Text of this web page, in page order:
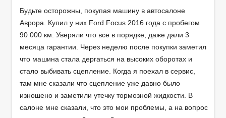
Будьте осторожны, покупая машину в автосалоне
Аврора. Купил у них Ford Focus 2016 года с пробегом
90 000 км. Уверяли что все в порядке, даже дали 3
месяца гарантии. Через неделю после покупки заметил
что машина стала дергаться на высоких оборотах и
стало выбивать сцепление. Когда я поехал в сервис,
там мне сказали что сцепление уже давно было
изношено и заметили утечку тормозной жидкости. В
салоне мне сказали, что это мои проблемы, а на вопрос